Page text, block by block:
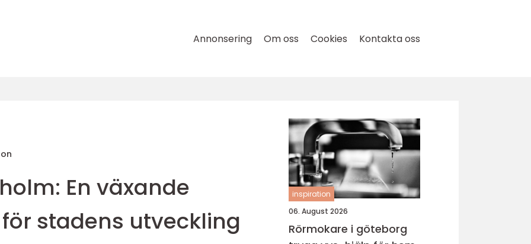
Annonsering Om oss Cookies Kontakta oss
En växande
stadens utveckling
inspiration
06. August 2026
Rörmokare i göteborg